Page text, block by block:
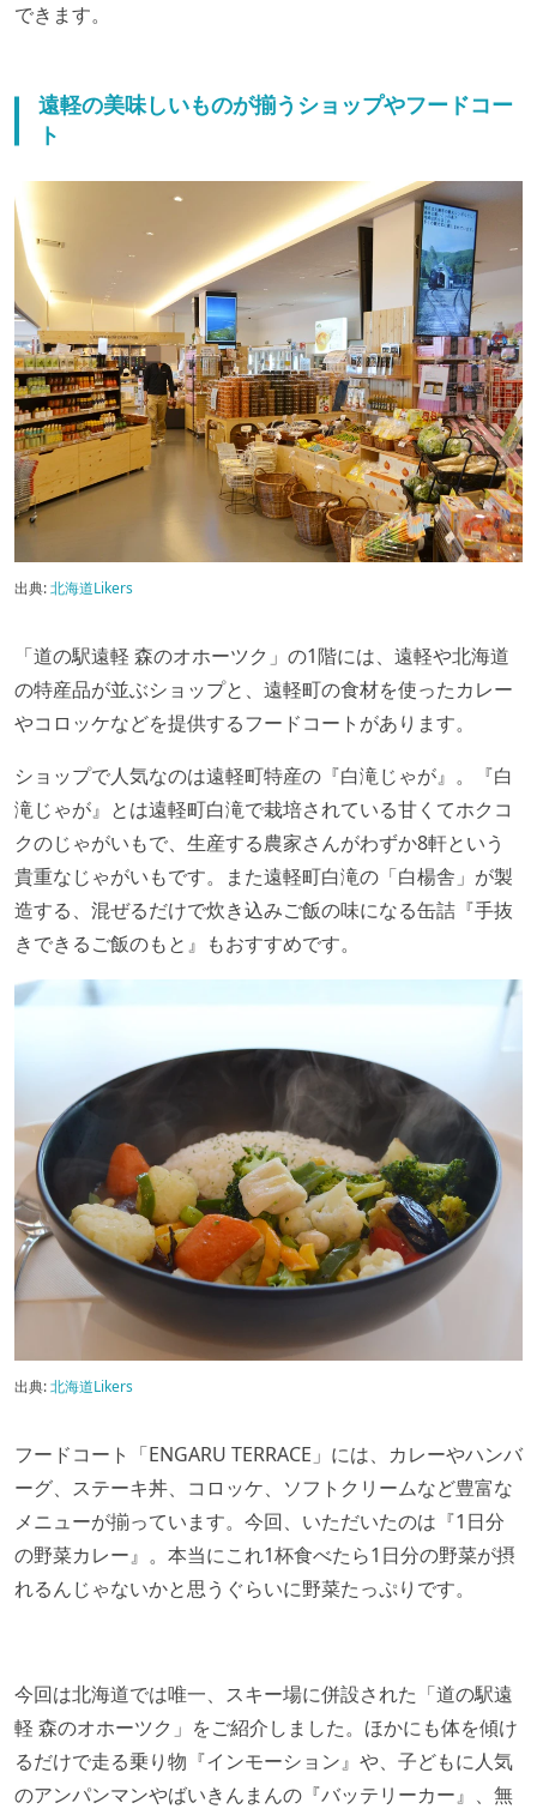
できます。
遠軽の美味しいものが揃うショップやフードコー
ト
出典:北海道Likers
「道の駅遠軽 森のオホーツク」の1階には、遠軽や北海道
の特産品が並ぶショップと、遠軽町の食材を使ったカレー
やコロッケなどを提供するフードコートがあります。
ショップで人気なのは遠軽町特産の『白滝じゃが』。『白
滝じゃが』とは遠軽町白滝で栽培されている甘くてホクコ
クのじゃがいもで、生産する農家さんがわずか8軒という
貴重なじゃがいもです。また遠軽町白滝の「白楊舎」が製
造する、混ぜるだけで炊き込みご飯の味になる缶詰『手抜
きできるご飯のもと』もおすすめです。
出典:北海道Likers
フードコート「ENGARU TERRACE」には、カレーやハンバ
ーグ、ステーキ丼、コロッケ、ソフトクリームなど豊富な
メニューが揃っています。今回、いただいたのは『1日分
の野菜カレー』。本当にこれ1杯食べたら1日分の野菜が摂
れるんじゃないかと思うぐらいに野菜たっぷりです。
今回は北海道では唯一、スキー場に併設された「道の駅遠
軽 森のオホーツク」をご紹介しました。ほかにも体を傾け
るだけで走る乗り物『インモーション』や、子どもに人気
のアンパンマンやばいきんまんの『バッテリーカー』、無